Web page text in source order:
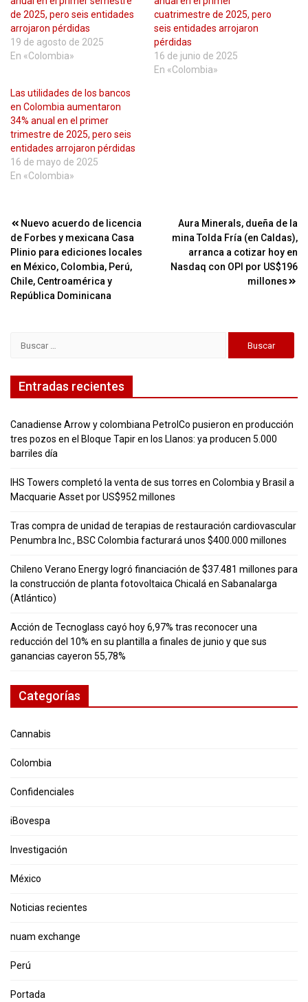
de 2025, pero seis entidades
arrojaron pérdidas
19 de agosto de 2025
En «Colombia»
cuatrimestre de 2025, pero
seis entidades arrojaron
pérdidas
16 de junio de 2025
En «Colombia»
Las utilidades de los bancos
en Colombia aumentaron
34% anual en el primer
trimestre de 2025, pero seis
entidades arrojaron pérdidas
16 de mayo de 2025
En «Colombia»
Navegación
de
entradas
Nuevo acuerdo de licencia
de Forbes y mexicana Casa
Plinio para ediciones locales
en México, Colombia, Perú,
Chile, Centroamérica y
República Dominicana
Aura Minerals, dueña de la
mina Tolda Fría (en Caldas),
arranca a cotizar hoy en
Nasdaq con OPI por US$196
millones
Entradas recientes
Canadiense Arrow y colombiana PetrolCo pusieron en producción
tres pozos en el Bloque Tapir en los Llanos: ya producen 5.000
barriles día
IHS Towers completó la venta de sus torres en Colombia y Brasil a
Macquarie Asset por US$952 millones
Tras compra de unidad de terapias de restauración cardiovascular
Penumbra Inc., BSC Colombia facturará unos $400.000 millones
Chileno Verano Energy logró financiación de $37.481 millones para
la construcción de planta fotovoltaica Chicalá en Sabanalarga
(Atlántico)
Acción de Tecnoglass cayó hoy 6,97% tras reconocer una
reducción del 10% en su plantilla a finales de junio y que sus
ganancias cayeron 55,78%
Categorías
Cannabis
Colombia
Confidenciales
iBovespa
Investigación
México
Noticias recientes
nuam exchange
Perú
Portada